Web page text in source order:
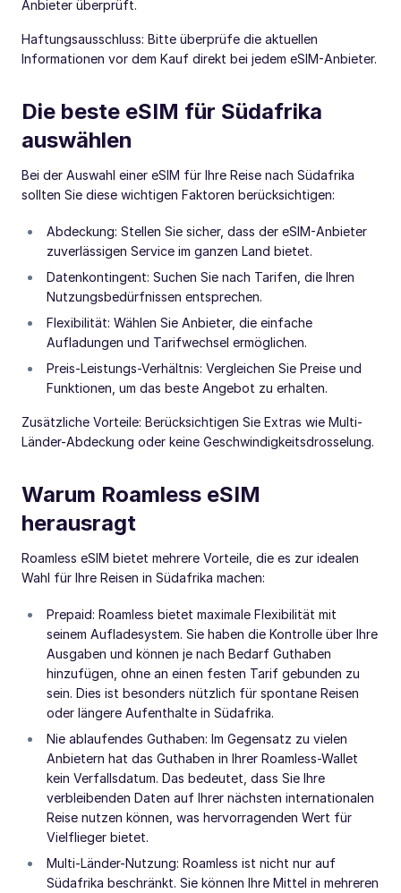
Anbieter überprüft.
Haftungsausschluss: Bitte überprüfe die aktuellen
Informationen vor dem Kauf direkt bei jedem eSIM-Anbieter.
Die beste eSIM für Südafrika
auswählen
Bei der Auswahl einer eSIM für Ihre Reise nach Südafrika
sollten Sie diese wichtigen Faktoren berücksichtigen:
Abdeckung: Stellen Sie sicher, dass der eSIM-Anbieter
zuverlässigen Service im ganzen Land bietet.
Datenkontingent: Suchen Sie nach Tarifen, die Ihren
Nutzungsbedürfnissen entsprechen.
Flexibilität: Wählen Sie Anbieter, die einfache
Aufladungen und Tarifwechsel ermöglichen.
Preis-Leistungs-Verhältnis: Vergleichen Sie Preise und
Funktionen, um das beste Angebot zu erhalten.
Zusätzliche Vorteile: Berücksichtigen Sie Extras wie Multi-
Länder-Abdeckung oder keine Geschwindigkeitsdrosselung.
Warum Roamless eSIM
herausragt
Roamless eSIM bietet mehrere Vorteile, die es zur idealen
Wahl für Ihre Reisen in Südafrika machen:
Prepaid: Roamless bietet maximale Flexibilität mit
seinem Aufladesystem. Sie haben die Kontrolle über Ihre
Ausgaben und können je nach Bedarf Guthaben
hinzufügen, ohne an einen festen Tarif gebunden zu
sein. Dies ist besonders nützlich für spontane Reisen
oder längere Aufenthalte in Südafrika.
Nie ablaufendes Guthaben: Im Gegensatz zu vielen
Anbietern hat das Guthaben in Ihrer Roamless-Wallet
kein Verfallsdatum. Das bedeutet, dass Sie Ihre
verbleibenden Daten auf Ihrer nächsten internationalen
Reise nutzen können, was hervorragenden Wert für
Vielflieger bietet.
Multi-Länder-Nutzung: Roamless ist nicht nur auf
Südafrika beschränkt. Sie können Ihre Mittel in mehreren